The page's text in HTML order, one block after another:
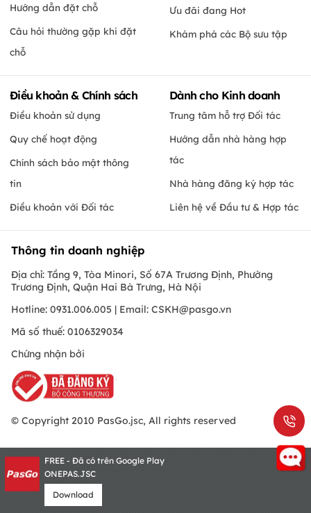
Hướng dẫn đặt chỗ
Câu hỏi thường gặp khi đặt
chỗ
Ưu đãi đang Hot
Khám phá các Bộ sưu tập
Điều khoản & Chính sách
Điều khoản sử dụng
Quy chế hoạt động
Chính sách bảo mật thông
tin
Điều khoản với Đối tác
Dành cho Kinh doanh
Trung tâm hỗ trợ Đối tác
Hướng dẫn nhà hàng hợp
tác
Nhà hàng đăng ký hợp tác
Liên hệ về Đầu tư & Hợp tác
Thông tin doanh nghiệp
Địa chỉ: Tầng 9, Tòa Minori, Số 67A Trương Định, Phường
Trương Định, Quận Hai Bà Trưng, Hà Nội
Hotline: 0931.006.005 | Email: CSKH@pasgo.vn
Mã số thuế: 0106329034
Chứng nhận bởi
© Copyright 2010 PasGo.jsc, All rights reserved
FREE - Đã có trên Google Play
ONEPAS.JSC
Download